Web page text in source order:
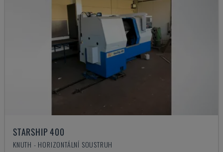
STARSHIP 400
KNUTH - HORIZONTÁLNÍ SOUSTRUH